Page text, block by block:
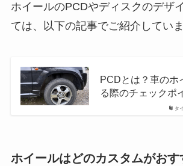
ホイールのPCDやディスクのデザ
ては、以下の記事でご紹介していま
タ
PCDとは？車のホ
る際のチェックポ
ホイールはどのカスタムがおす